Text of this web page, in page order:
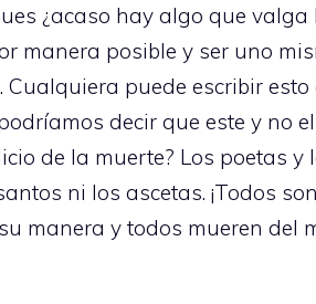
¿acaso hay algo que
manera posible y ser uno
puede escribir esto
decir que este y no
de la muerte? Los poetas
ni los ascetas. ¡Todos
manera y todos mueren del